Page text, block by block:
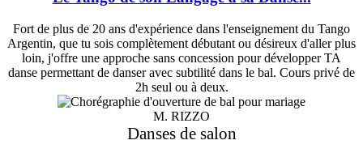
Fort de plus de 20 ans d'expérience dans l'enseignement du Tango
Argentin, que tu sois complètement débutant ou désireux d'aller plus
loin, j'offre une approche sans concession pour développer TA
danse permettant de danser avec subtilité dans le bal. Cours privé de
2h seul ou à deux.
M. RIZZO
Danses de salon